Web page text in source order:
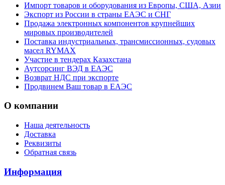
Импорт товаров и оборудования из Европы, США, Азии
Экспорт из России в страны ЕАЭС и СНГ
Продажа электронных компонентов крупнейших
мировых производителей
Поставка индустриальных, трансмиссионных, судовых
масел RYMAX
Участие в тендерах Казахстана
Аутсорсинг ВЭД в ЕАЭС
Возврат НДС при экспорте
Продвинем Ваш товар в ЕАЭС
О компании
Наша деятельность
Доставка
Реквизиты
Обратная связь
Информация